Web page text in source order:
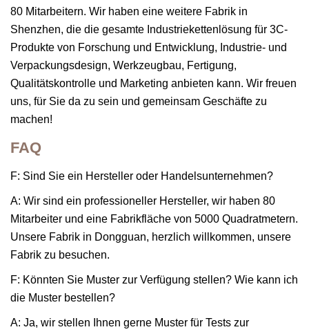
80 Mitarbeitern. Wir haben eine weitere Fabrik in
Shenzhen, die die gesamte Industriekettenlösung für 3C-
Produkte von Forschung und Entwicklung, Industrie- und
Verpackungsdesign, Werkzeugbau, Fertigung,
Qualitätskontrolle und Marketing anbieten kann. Wir freuen
uns, für Sie da zu sein und gemeinsam Geschäfte zu
machen!
FAQ
F: Sind Sie ein Hersteller oder Handelsunternehmen?
A: Wir sind ein professioneller Hersteller, wir haben 80
Mitarbeiter und eine Fabrikfläche von 5000 Quadratmetern.
Unsere Fabrik in Dongguan, herzlich willkommen, unsere
Fabrik zu besuchen.
F: Könnten Sie Muster zur Verfügung stellen? Wie kann ich
die Muster bestellen?
A: Ja, wir stellen Ihnen gerne Muster für Tests zur